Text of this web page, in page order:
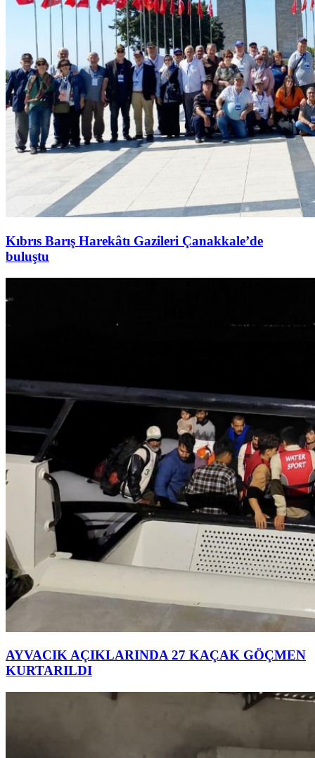
Kıbrıs Barış Harekâtı Gazileri Çanakkale’de
buluştu
AYVACIK AÇIKLARINDA 27 KAÇAK GÖÇMEN
KURTARILDI